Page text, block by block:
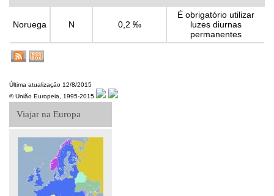
Viajar na Europa
Noruega N 0,2 ‰
É obrigatório utilizar
luzes diurnas
permanentes
Última atualização 12/8/2015
© União Europeia, 1995-2015